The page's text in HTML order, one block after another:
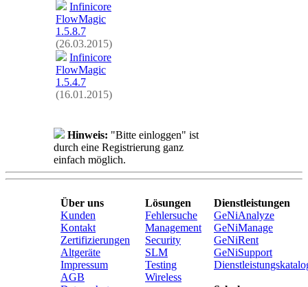
Infinicore
FlowMagic
1.5.8.7
(26.03.2015)
Infinicore
FlowMagic
1.5.4.7
(16.01.2015)
Hinweis: "Bitte einloggen" ist
durch eine Registrierung ganz
einfach möglich.
Über uns
Kunden
Kontakt
Zertifizierungen
Altgeräte
Impressum
AGB
Lösungen
Fehlersuche
Management
Security
SLM
Testing
Wireless
Dienstleistungen
GeNiAnalyze
GeNiManage
GeNiRent
GeNiSupport